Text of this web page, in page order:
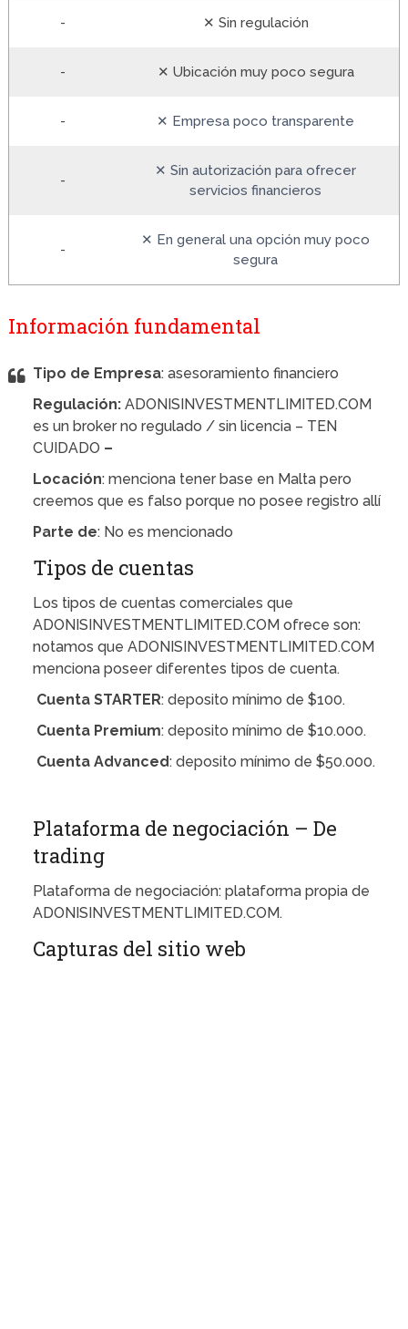
- ✕ Sin regulación
- ✕ Ubicación muy poco segura
- ✕ Empresa poco transparente
-
✕ Sin autorización para ofrecer
servicios financieros
-
✕ En general una opción muy poco
segura
Información fundamental
Tipo de Empresa: asesoramiento financiero
Regulación:ADONISINVESTMENTLIMITED.COM
es un broker no regulado / sin licencia – TEN
CUIDADO –
Locación: menciona tener base en Malta pero
creemos que es falso porque no posee registro allí
Parte de: No es mencionado
Tipos de cuentas
Los tipos de cuentas comerciales que
ADONISINVESTMENTLIMITED.COM ofrece son:
notamos que ADONISINVESTMENTLIMITED.COM
menciona poseer diferentes tipos de cuenta.
Cuenta STARTER: deposito mínimo de $100.
Cuenta Premium: deposito mínimo de $10.000.
Cuenta Advanced: deposito mínimo de $50.000.
Plataforma de negociación – De
trading
Plataforma de negociación: plataforma propia de
ADONISINVESTMENTLIMITED.COM.
Capturas del sitio web